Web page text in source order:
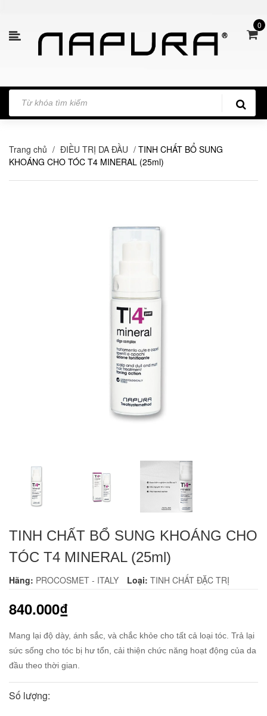
0
Trang chủ / ĐIỀU TRỊ DA ĐẦU / TINH CHẤT BỔ SUNG
KHOÁNG CHO TÓC T4 MINERAL (25ml)
TINH CHẤT BỔ SUNG KHOÁNG CHO
TÓC T4 MINERAL (25ml)
Hãng: PROCOSMET - ITALY Loại: TINH CHẤT ĐẶC TRỊ
840.000₫
Mang lại độ dày, ánh sắc, và chắc khỏe cho tất cả loại tóc. Trả lại
sức sống cho tóc bị hư tổn, cải thiện chức năng hoạt động của da
đầu theo thời gian.
Số lượng: